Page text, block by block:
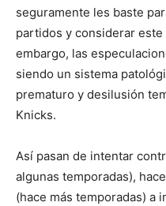
seguramente les baste
partidos y considerar este
embargo, las
siendo un sistema
prematuro y desilusión
Knicks.
Así pasan de intentar
algunas temporadas),
(hace más temporadas) a